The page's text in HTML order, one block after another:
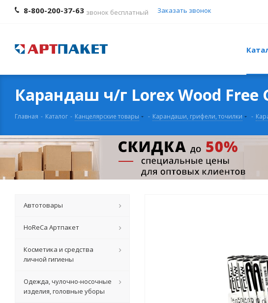
8-800-200-37-63 звонок бесплатный Заказать звонок
Карандаш ч/г Lorex Wood
Главная - Каталог - Канцелярские товары - Карандаши, грифели, точилки -
Автотовары
HoReCa Артпакет
Косметика и средства
личной гигиены
Одежда, чулочно-носочные
изделия, головные уборы